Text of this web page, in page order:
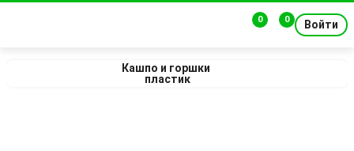
0 0 Войти
Кашпо и горшки
пластик